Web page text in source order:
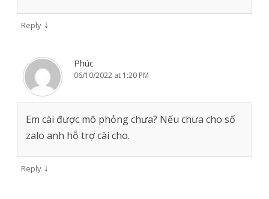
Reply ↓
Phúc
06/10/2022 at 1:20 PM
Em cài được mô phỏng chưa? Nếu chưa cho số
zalo anh hỗ trợ cài cho.
Reply ↓